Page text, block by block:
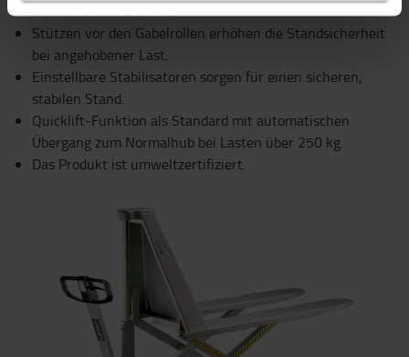
Manueller Scherenhub.
Stützen vor den Gabelrollen erhöhen die Standsicherheit
bei angehobener Last.
Einstellbare Stabilisatoren sorgen für einen sicheren,
stabilen Stand.
Quicklift-Funktion als Standard mit automatischen
Übergang zum Normalhub bei Lasten über 250 kg.
Das Produkt ist umweltzertifiziert.